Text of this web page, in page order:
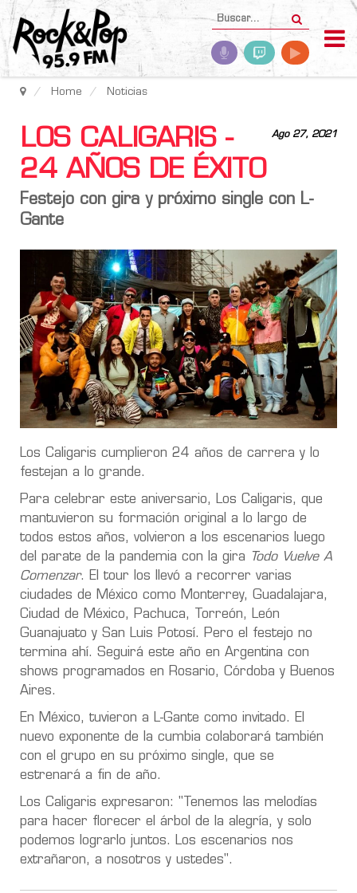
Home Noticias
Ago 27, 2021
LOS CALIGARIS -
24 AÑOS DE ÉXITO
Festejo con gira y próximo single con L-
Gante
Los Caligaris cumplieron 24 años de carrera y lo
festejan a lo grande.
Para celebrar este aniversario, Los Caligaris, que
mantuvieron su formación original a lo largo de
todos estos años, volvieron a los escenarios luego
del parate de la pandemia con la gira
Todo Vuelve A
Comenzar. El tour los llevó a recorrer varias
ciudades de México como Monterrey, Guadalajara,
Ciudad de México, Pachuca, Torreón, León
Guanajuato y San Luis Potosí. Pero el festejo no
termina ahí. Seguirá este año en Argentina con
shows programados en Rosario, Córdoba y Buenos
Aires.
En México, tuvieron a L-Gante como invitado. El
nuevo exponente de la cumbia colaborará también
con el grupo en su próximo single, que se
estrenará a fin de año.
Los Caligaris expresaron: "Tenemos las melodías
para hacer florecer el árbol de la alegría, y solo
podemos lograrlo juntos. Los escenarios nos
extrañaron, a nosotros y ustedes".